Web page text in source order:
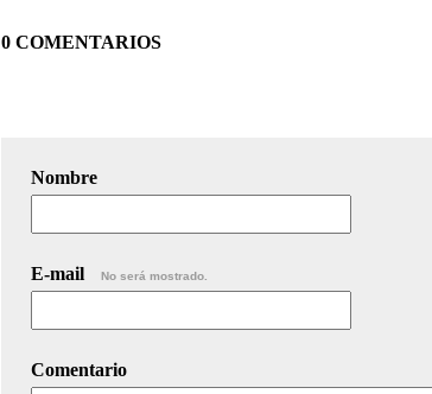
0 COMENTARIOS
Nombre
E-mail No será mostrado.
Comentario